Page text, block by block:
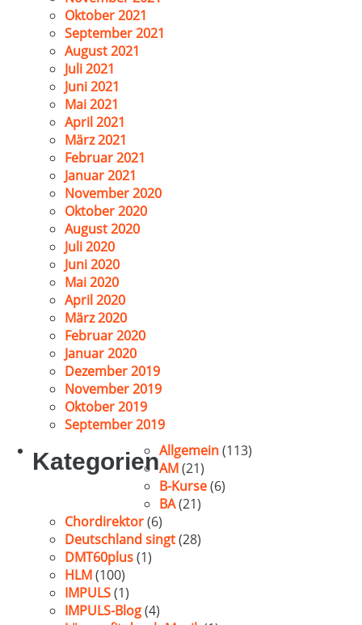
Oktober 2021
September 2021
August 2021
Juli 2021
Juni 2021
Mai 2021
April 2021
März 2021
Februar 2021
Januar 2021
November 2020
Oktober 2020
August 2020
Juli 2020
Juni 2020
Mai 2020
April 2020
März 2020
Februar 2020
Januar 2020
Dezember 2019
November 2019
Oktober 2019
September 2019
KategorienAllgemein(113)
AM(21)
B-Kurse(6)
BA(21)
Chordirektor(6)
Deutschland singt(28)
DMT60plus(1)
HLM(100)
IMPULS(1)
IMPULS-Blog(4)